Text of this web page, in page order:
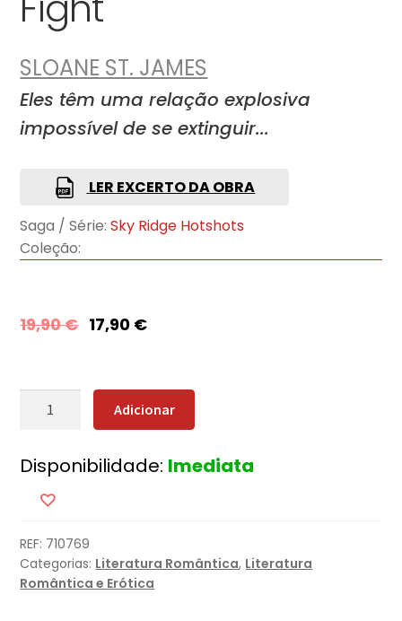
SLOANE ST. JAMES
Eles têm uma relação explosiva
impossível de se extinguir...
LER EXCERTO DA OBRA
Saga / Série: Sky Ridge Hotshots
Coleção:
19,90€ 17,90 €
Quantidade
Adicionar
Disponibilidade: Imediata
REF: 710769
Categorias: Literatura Romântica, Literatura
Romântica e Erótica